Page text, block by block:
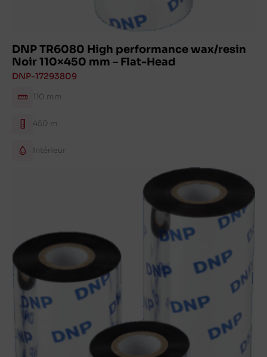
DNP TR6080 High performance wax/resin
Noir 110×450 mm – Flat-Head
DNP-17293809
110 mm
450 m
Intérieur